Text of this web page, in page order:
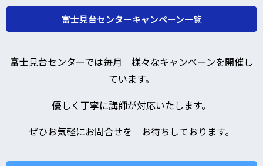
富士見台センターキャンペーン一覧
富士見台センターでは毎月 様々なキャンペーンを開催し
ています。
優しく丁寧に講師が対応いたします。
ぜひお気軽にお問合せを お待ちしております。